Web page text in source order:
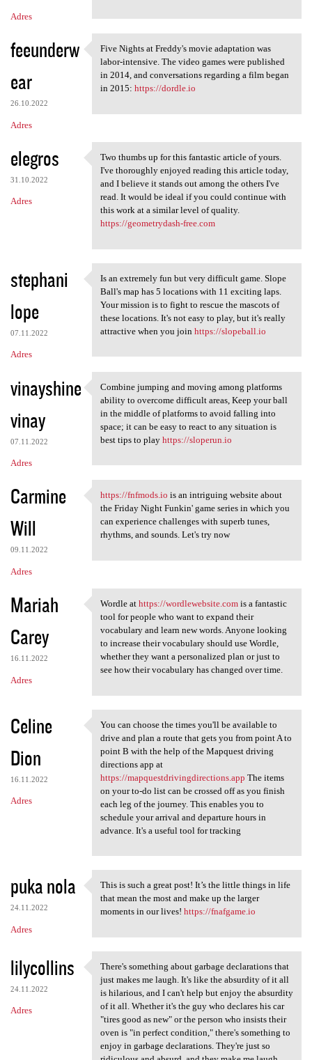
Adres
feeunderw
ear
26.10.2022
Adres
Five Nights at Freddy's movie
Five Nights at Freddy's movie adaptation was
labor-intensive. The video games were published
in 2014, and conversations regarding a film began
in 2015: https://dordle.io
elegros
31.10.2022
Adres
Two thumbs up for this
Two thumbs up for this fantastic article of yours.
I've thoroughly enjoyed reading this article today,
and I believe it stands out among the others I've
read. It would be ideal if you could continue with
this work at a similar level of quality.
https://geometrydash-free.com
stephani
lope
07.11.2022
Adres
Is an extremely fun but very
Is an extremely fun but very difficult game. Slope
Ball's map has 5 locations with 11 exciting laps.
Your mission is to fight to rescue the mascots of
these locations. It's not easy to play, but it's really
attractive when you join https://slopeball.io
vinayshine
vinay
07.11.2022
Adres
Combine jumping and moving
Combine jumping and moving among platforms
ability to overcome difficult areas, Keep your ball
in the middle of platforms to avoid falling into
space; it can be easy to react to any situation is
best tips to play https://sloperun.io
Carmine
Will
09.11.2022
Adres
https://fnfmods.io is an
https://fnfmods.io is an intriguing website about
the Friday Night Funkin' game series in which you
can experience challenges with superb tunes,
rhythms, and sounds. Let's try now
Mariah
Carey
16.11.2022
Adres
Wordle at https:/
Wordle at https://wordlewebsite.comis a fantastic
tool for people who want to expand their
vocabulary and learn new words. Anyone looking
to increase their vocabulary should use Wordle,
whether they want a personalized plan or just to
see how their vocabulary has changed over time.
Celine
Dion
16.11.2022
Adres
You can choose the times you
You can choose the times you'll be available to
drive and plan a route that gets you from point A to
point B with the help of the Mapquest driving
directions app at
https://mapquestdrivingdirections.app The items
on your to-do list can be crossed off as you finish
each leg of the journey. This enables you to
schedule your arrival and departure hours in
advance. It's a useful tool for tracking
puka nola
24.11.2022
Adres
This is such a great post! It
This is such a great post! It’s the little things in life
that mean the most and make up the larger
moments in our lives! https://fnafgame.io
lilycollins
24.11.2022
Adres
There's something about
There's something about garbage declarations that
just makes me laugh. It's like the absurdity of it all
is hilarious, and I can't help but enjoy the absurdity
of it all. Whether it's the guy who declares his car
"tires good as new" or the person who insists their
oven is "in perfect condition," there's something to
enjoy in garbage declarations. They're just so